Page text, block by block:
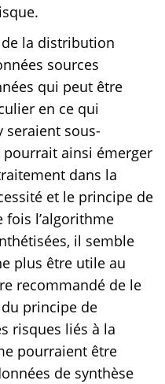
de la distribution
sources
qui peut être
en ce qui
seraient sous-
ainsi émerger
dans la
et le principe de
l’algorithme
il semble
plus être utile au
recommandé de le
principe de
risques liés à la
pourraient être
de synthèse